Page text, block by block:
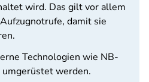
wird. Das gilt vor allem
damit sie
Technologien wie NB-
umgerüstet werden.